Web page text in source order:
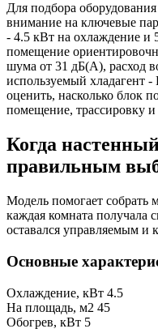
Для подбора
внимание на ключевые
- 4.5 кВт на охлаждение и
помещение
шума от 31 дБ(А), расход
используемый хладагент -
оценить, насколько блок
помещение, трассировку
Когда
правильным
Модель помогает собрать
каждая комната получала
оставался управляемым и
Основные
Охлаждение, кВт 4.5
На площадь, м2 45
Обогрев, кВт 5